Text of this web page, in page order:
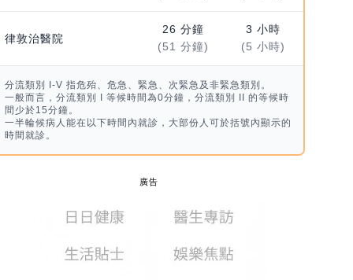
律敦治醫院
26 分鐘
(51 分鐘)
3 小時
(5 小時)
分流類別 I-V 指危殆、危急、緊急、次緊急及非緊急類別。
一般而言，分流類別 I 等候時間為0分鐘，分流類別 II 的等候時
間少於15分鐘。
一半輪候病人能在以下時間內就診，大部份人可於括號內顯示的
時間就診。
廣告